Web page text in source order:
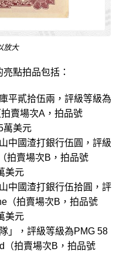
放大
點拍品包括：
平貳拾伍兩，評級等級為
賣場次A，拍品號
萬美元
中國渣打銀行伍圓，評級
拍賣場次B，拍品號
美元
中國渣打銀行伍拾圓，評
（拍賣場次B，拍品號
美元
」，評級等級為PMG 58
（拍賣場次B，拍品號